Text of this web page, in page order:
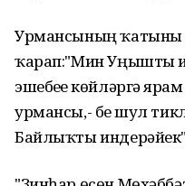
Урмансының ҡатыны
ҡарап:"Мин Уңышты
эшебеҙҙе көйләргә
урмансы,- беҙ шул
Байлыҡты